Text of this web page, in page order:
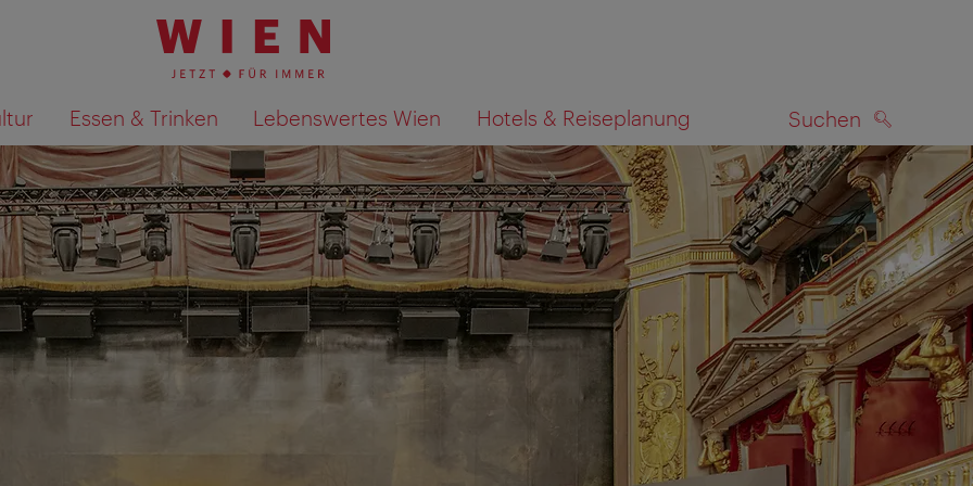
Essen & Trinken Lebenswertes Wien Hotels & Reiseplanung Suchen
Suchergebnisse auf Karte anzeigen SUCHEN